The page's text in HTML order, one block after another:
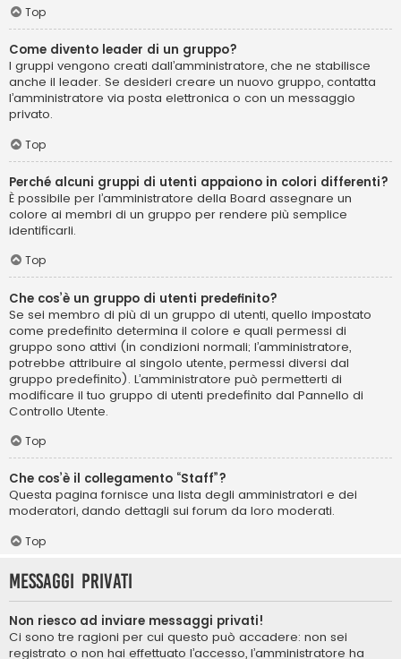
Top
Come divento leader di un gruppo?
I gruppi vengono creati dall’amministratore, che ne stabilisce
anche il leader. Se desideri creare un nuovo gruppo, contatta
l’amministratore via posta elettronica o con un messaggio
privato.
Top
Perché alcuni gruppi di utenti appaiono in colori differenti?
È possibile per l’amministratore della Board assegnare un
colore ai membri di un gruppo per rendere più semplice
identificarli.
Top
Che cos’è un gruppo di utenti predefinito?
Se sei membro di più di un gruppo di utenti, quello impostato
come predefinito determina il colore e quali permessi di
gruppo sono attivi (in condizioni normali; l’amministratore,
potrebbe attribuire al singolo utente, permessi diversi dal
gruppo predefinito). L’amministratore può permetterti di
modificare il tuo gruppo di utenti predefinito dal Pannello di
Controllo Utente.
Top
Che cos’è il collegamento “Staff”?
Questa pagina fornisce una lista degli amministratori e dei
moderatori, dando dettagli sui forum da loro moderati.
Top
Messaggi privati
Non riesco ad inviare messaggi privati!
Ci sono tre ragioni per cui questo può accadere: non sei
registrato o non hai effettuato l’accesso, l’amministratore ha